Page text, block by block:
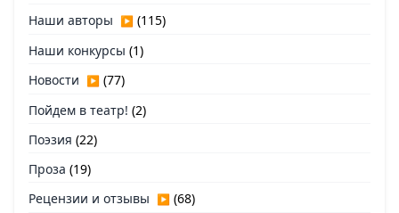
Наши авторы ▶ (115)
Наши конкурсы (1)
Новости ▶ (77)
Пойдем в театр! (2)
Поэзия (22)
Проза (19)
Рецензии и отзывы ▶ (68)